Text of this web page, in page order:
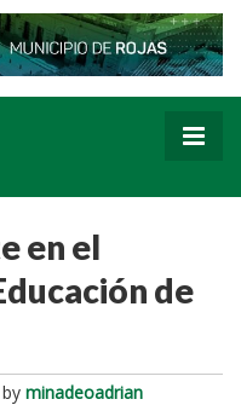
en el
de
by minadeoadrian